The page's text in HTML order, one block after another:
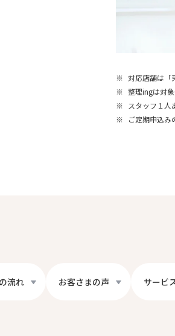
※ 対応店舗は「
※ 整理ingは対象
※
スタッフ１人
※
ご定期申込み
流れ お客さまの声 サービ